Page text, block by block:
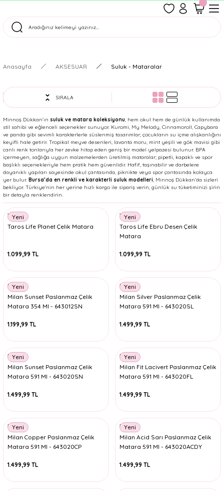
Tüm Siparişler Aynı Gün Kargoda!
Anasayfa AKSESUAR Suluk - Mataralar
SIRALA
Minnoş Dükkan’ın suluk ve matara koleksiyonu, hem okul hem de günlük kullanımda
stil sahibi ve eğlenceli seçenekler sunuyor. Kuromi, My Melody, Cinnamoroll, Capybara
ve panda gibi sevimli karakterlerle süslenmiş tasarımlar; çocukların su içme alışkanlığını
keyifli hale getirir. Tropikal meyve desenleri, lavanta moru, mint yeşili ve gök mavisi gibi
canlı renk tonlarıyla her zevke hitap eden geniş bir model yelpazesi bulunur. BPA
içermeyen, sağlığa uygun malzemelerden üretilmiş mataralar; pipetli, kapaklı ve spor
başlıklı seçenekleriyle hem pratik hem güvenlidir. Hafif, taşınabilir ve darbelere
dayanıklı yapıları sayesinde okul çantasında, piknikte veya spor çantasında kolayca
yer bulur. Bursa’da en renkli ve karakterli suluk modelleri, Minnoş Dükkan’da sizleri
bekliyor. Türkiye’nin her yerine hızlı kargo ile sipariş verin, günlük su tüketiminizi şirin
bir detayla renklendirin.
Yeni
Taros
Taros Life Planet Çelik Matara
1.099,99 TL
Yeni
Taros
Taros Life Ebru Desen Çelik
Matara
1.099,99 TL
Yeni
Milan
Milan Sunset Paslanmaz Çelik
Matara 354 Ml - 643012SN
1.199,99 TL
Yeni
Milan
Milan Silver Paslanmaz Çelik
Matara 591 Ml - 643020SL
1.499,99 TL
Yeni
Milan
Milan Sunset Paslanmaz Çelik
Matara 591 Ml - 643020SN
1.499,99 TL
Yeni
Milan
Milan Fit Lacivert Paslanmaz Çelik
Matara 591 Ml - 643020FL
1.499,99 TL
Yeni
Milan
Milan Copper Paslanmaz Çelik
Matara 591 Ml - 643020CP
1.499,99 TL
Yeni
Milan
Milan Acid Sarı Paslanmaz Çelik
Matara 591 Ml - 643020ACDY
1.499,99 TL